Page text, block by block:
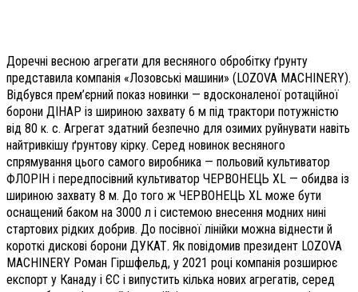
Доречні весною агрегати для весняного обробітку ґрунту
представила компанія «Лозовські машини» (LOZOVA MACHINERY).
Відбувся прем’єрний показ новинки — вдосконаленої ротаційної
борони ДІНАР із шириною захвату 6 м під трактори потужністю
від 80 к. с. Агрегат здатний безпечно для озимих руйнувати навіть
найтривкішу ґрунтову кірку. Серед новинок весняного
спрямування цього самого виробника — польовий культиватор
ФЛОРІН і передпосівний культиватор ЧЕРВОНЕЦЬ XL — обидва із
шириною захвату 8 м. До того ж ЧЕРВОНЕЦЬ XL може бути
оснащений баком на 3000 л і системою внесення модних нині
стартових рідких добрив. До посівної лінійки можна віднести й
короткі дискові борони ДУКАТ. Як повідомив президент LOZOVA
MACHINERY Роман Гіршфельд, у 2021 році компанія розширює
експорт у Канаду і ЄС і випустить кілька нових агрегатів, серед